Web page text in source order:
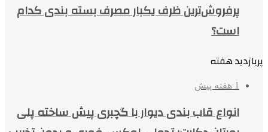
پرفروش‌ترین ظرف یکبار مصرف بسته بندی کدام
است؟
پربازدید هفته
1 هفته پیش
انواع قاب بندی دیوار با گچبری پیش ساخته پلی